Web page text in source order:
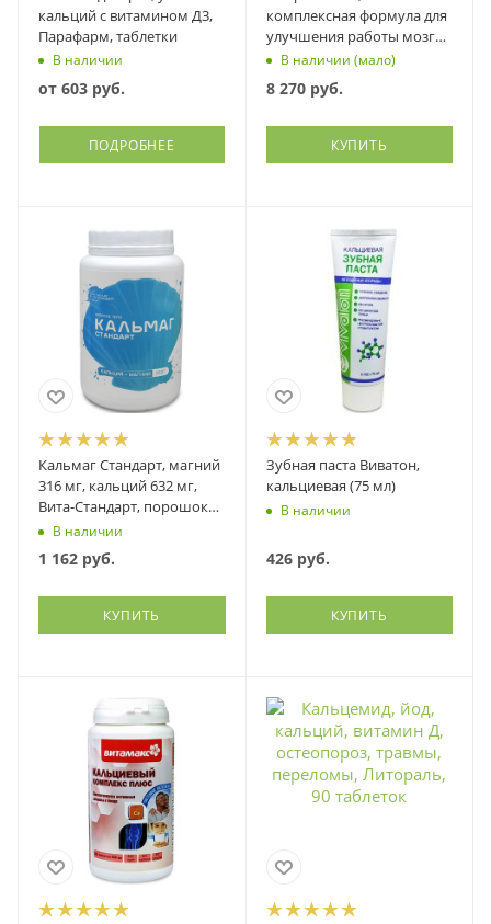
кальций с витамином Д3,
Парафарм, таблетки
В наличии
от 603 руб.
ПОДРОБНЕЕ
комплексная формула для
улучшения работы мозга,
Витамакс (Vitamax), 60
В наличии (мало)
8 270руб.
КУПИТЬ
Кальмаг Стандарт, магний
316 мг, кальций 632 мг,
Вита-Стандарт, порошок
200 грамм
В наличии
1 162 руб.
КУПИТЬ
Зубная паста Виватон,
кальциевая (75 мл)
В наличии
426руб.
КУПИТЬ